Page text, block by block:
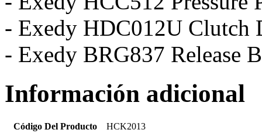
- Exedy HDC012U Clutch
- Exedy BRG837 Release
Información adicional
Código Del Producto
HCK2013